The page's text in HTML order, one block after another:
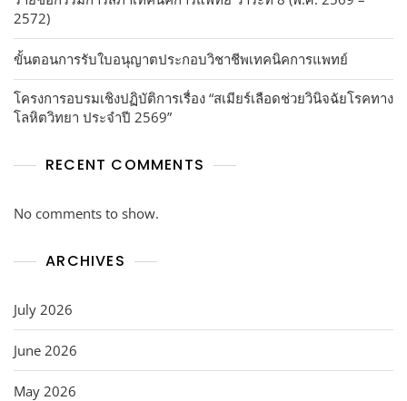
2572)
ขั้นตอนการรับใบอนุญาตประกอบวิชาชีพเทคนิคการแพทย์
โครงการอบรมเชิงปฏิบัติการเรื่อง “สเมียร์เลือดช่วยวินิจฉัยโรคทาง
โลหิตวิทยา ประจำปี 2569”
RECENT COMMENTS
No comments to show.
ARCHIVES
July 2026
June 2026
May 2026